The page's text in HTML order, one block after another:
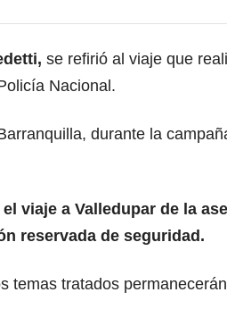
se refirió al viaje que
Nacional.
durante la
viaje a Valledupar de la
reservada de seguridad.
temas tratados